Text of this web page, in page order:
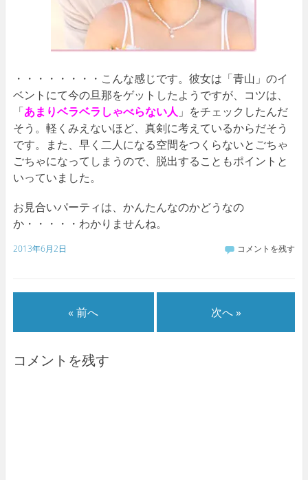
・・・・・・・・こんな感じです。彼女は「青山」のイ
ベントにて今の旦那をゲットしたようですが、コツは、
「あまりベラベラしゃべらない人 」をチェックしたんだ
そう。軽くみえないほど、真剣に考えているからだそう
です。また、早く二人になる空間をつくらないとごちゃ
ごちゃになってしまうので、脱出することもポイントと
いっていました。
お見合いパーティは、かんたんなのかどうなの
か・・・・・わかりませんね。
2013年6月2日 コメントを残す
« 前へ 次へ »
コメントを残す